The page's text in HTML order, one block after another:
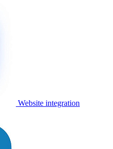
Website integration